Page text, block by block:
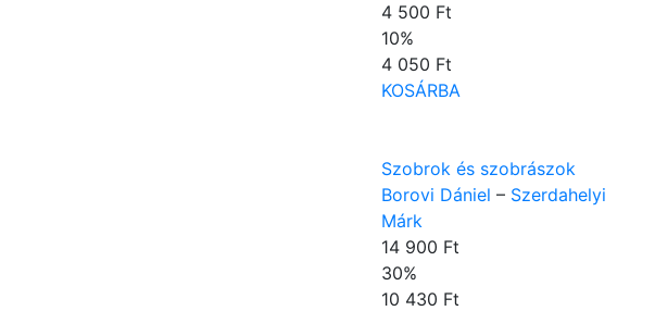
4 500 Ft
10%
4 050 Ft
KOSÁRBA
Szobrok és szobrászok
Borovi Dániel – Szerdahelyi
Márk
14 900 Ft
30%
10 430 Ft